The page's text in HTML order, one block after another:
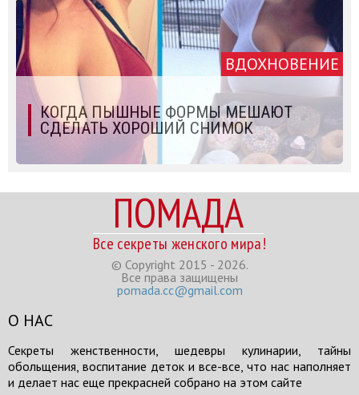
ВДОХНОВЕНИЕ
КОГДА ПЫШНЫЕ ФОРМЫ МЕШАЮТ
СДЕЛАТЬ ХОРОШИЙ СНИМОК
ПОМАДА
Все секреты женского мира!
© Copyright 2015 - 2026.
Все права защищены
pomada.cc@gmail.com
О НАС
Секреты женственности, шедевры кулинарии, тайны
обольщения, воспитание деток и все-все, что нас наполняет
и делает нас еще прекрасней собрано на этом сайте